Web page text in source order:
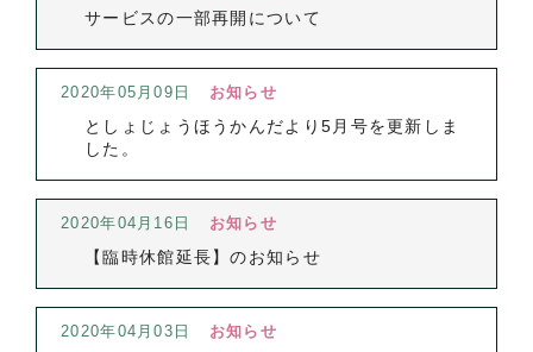
サービスの一部再開について
2020年05月09日 お知らせ
としょじょうほうかんだより5月号を更新しま
した。
2020年04月16日 お知らせ
【臨時休館延長】のお知らせ
2020年04月03日 お知らせ